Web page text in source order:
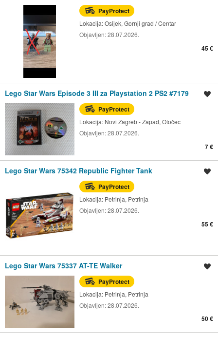
PayProtect
Lokacija:Osijek, Gornji grad / Centar
Objavljen:28.07.2026.
45 €
Lego Star Wars Episode 3 III za Playstation 2 PS2 #7179
PayProtect
Lokacija: Novi Zagreb - Zapad, Otočec
Objavljen:28.07.2026.
7 €
Lego Star Wars 75342 Republic Fighter Tank
PayProtect
Lokacija: Petrinja, Petrinja
Objavljen:28.07.2026.
55 €
Lego Star Wars 75337 AT-TE Walker
PayProtect
Lokacija: Petrinja, Petrinja
Objavljen:28.07.2026.
50 €